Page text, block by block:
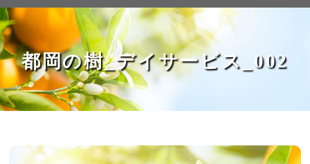
都岡の樹_デイサービス_002